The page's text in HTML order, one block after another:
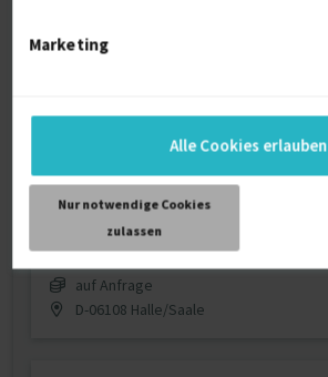
Marketing
Alle Cookies erlauben
Nur notwendige Cookies
zulassen
Aus- / Weiterbildung
24 J.
24 J.
Verfügbarkeit einsehen
Referenzen
auf Anfrage
D-06108 Halle/Saale